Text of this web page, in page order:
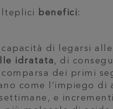
benefici:
di legarsi alle
idratata , di
comparsa dei primi
come l’impiego di
e